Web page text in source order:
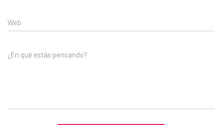
Web
¿En qué estás pensando?